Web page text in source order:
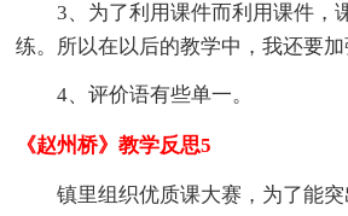
3、为了利用课件而利用课件，
练。所以在以后的教学中，我还要加
4、评价语有些单一。
《赵州桥》教学反思5
镇里组织优质课大赛，为了能突